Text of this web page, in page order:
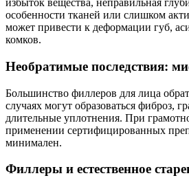
избыток вещества, неправильная
особенности тканей или слишком
может привести к деформации губ,
комков.
Необратимые последствия:
Большинство филлеров для лица
случаях могут образоваться фиброз,
длительные уплотнения. При
применении сертифицированных
минимален.
Филлеры и естественное